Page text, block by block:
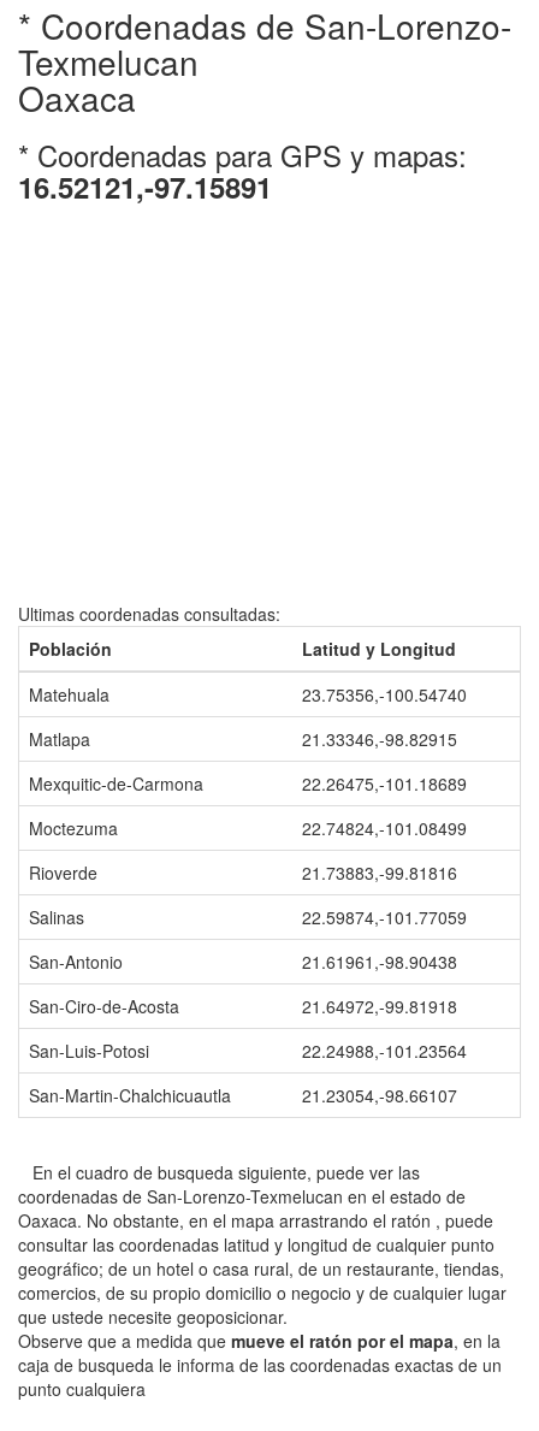
* Coordenadas de San-Lorenzo-
Texmelucan
Oaxaca
* Coordenadas para GPS y mapas:
16.52121,-97.15891
Ultimas coordenadas consultadas:
Población
Latitud y Longitud
Matehuala
23.75356,-100.54740
Matlapa
21.33346,-98.82915
Mexquitic-de-Carmona
22.26475,-101.18689
Moctezuma
22.74824,-101.08499
Rioverde
21.73883,-99.81816
Salinas
22.59874,-101.77059
San-Antonio
21.61961,-98.90438
San-Ciro-de-Acosta
21.64972,-99.81918
San-Luis-Potosi
22.24988,-101.23564
San-Martin-Chalchicuautla
21.23054,-98.66107
En el cuadro de busqueda siguiente, puede ver las
coordenadas de San-Lorenzo-Texmelucan en el estado de
Oaxaca. No obstante, en el mapa arrastrando el ratón , puede
consultar las coordenadas latitud y longitud de cualquier punto
geográfico; de un hotel o casa rural, de un restaurante, tiendas,
comercios, de su propio domicilio o negocio y de cualquier lugar
que ustede necesite geoposicionar.
Observe que a medida que mueve el ratón por el mapa, en la
caja de busqueda le informa de las coordenadas exactas de un
punto cualquiera